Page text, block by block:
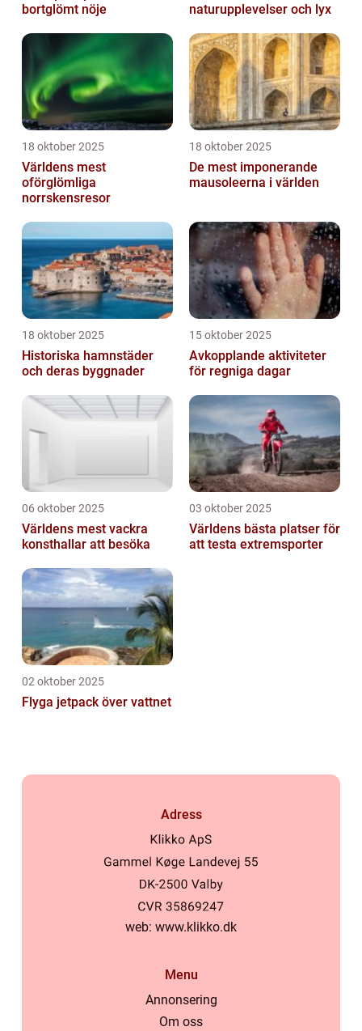
bortglömt nöje
naturupplevelser och lyx
18 oktober 2025
Världens mest
oförglömliga
norrskensresor
18 oktober 2025
De mest imponerande
mausoleerna i världen
18 oktober 2025
Historiska hamnstäder
och deras byggnader
15 oktober 2025
Avkopplande aktiviteter
för regniga dagar
06 oktober 2025
Världens mest vackra
konsthallar att besöka
03 oktober 2025
Världens bästa platser för
att testa extremsporter
02 oktober 2025
Flyga jetpack över vattnet
Adress
web: www.klikko.dk
Menu
Annonsering
Om oss